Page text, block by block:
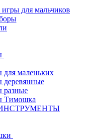
для мальчиков
для маленьких
деревянные
разные
Тимошка